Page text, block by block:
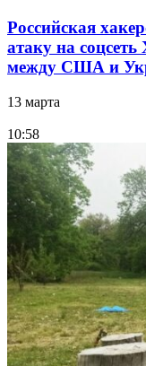
Российская
атаку на
между США и
13 марта
10:58